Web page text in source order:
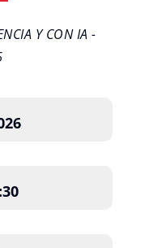
Y CON IA -